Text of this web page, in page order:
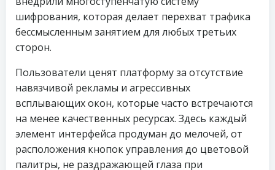
шифрования, которая делает перехват трафика
бессмысленным занятием для любых третьих
сторон.
Пользователи ценят платформу за отсутствие
навязчивой рекламы и агрессивных
всплывающих окон, которые часто встречаются
на менее качественных ресурсах. Здесь каждый
элемент интерфейса продуман до мелочей, от
расположения кнопок управления до цветовой
палитры, не раздражающей глаза при